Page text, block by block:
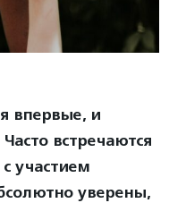
впервые, и
встречаются
участием
уверены,